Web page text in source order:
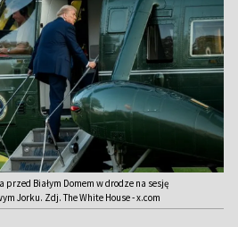
Białym Domem w drodze na sesję
Jorku. Zdj. The White House - x.com